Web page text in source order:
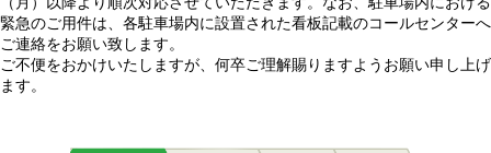
緊急のご用件は、各駐車場内に設置された看板記載のコールセンターへ
ご連絡をお願い致します。
ご不便をおかけいたしますが、何卒ご理解賜りますようお願い申し上げ
ます。